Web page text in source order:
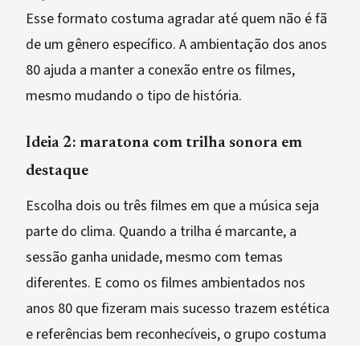
Esse formato costuma agradar até quem não é fã
de um gênero específico. A ambientação dos anos
80 ajuda a manter a conexão entre os filmes,
mesmo mudando o tipo de história.
Ideia 2: maratona com trilha sonora em
destaque
Escolha dois ou três filmes em que a música seja
parte do clima. Quando a trilha é marcante, a
sessão ganha unidade, mesmo com temas
diferentes. E como os filmes ambientados nos
anos 80 que fizeram mais sucesso trazem estética
e referências bem reconhecíveis, o grupo costuma